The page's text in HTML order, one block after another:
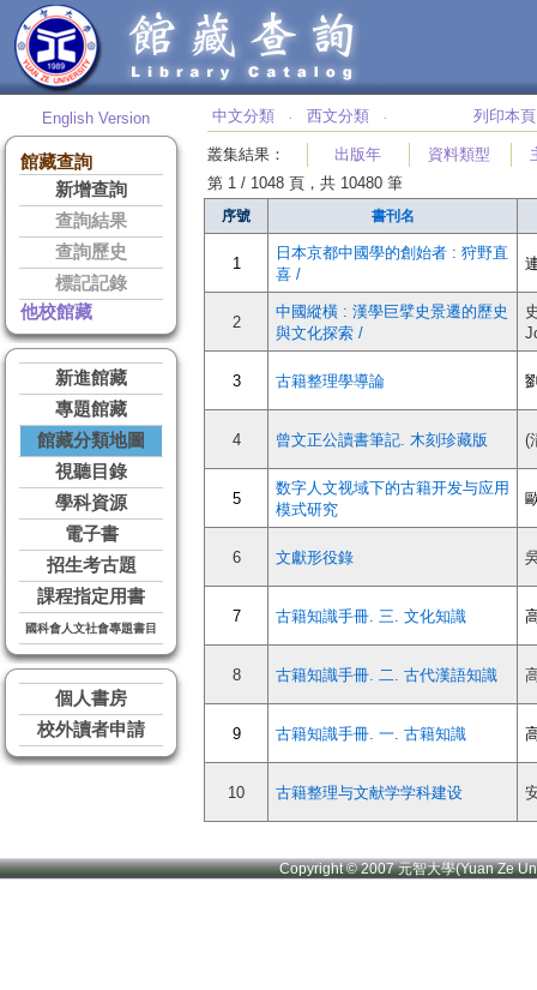
English Version
館藏查詢
新增查詢
查詢結果
查詢歷史
標記記錄
他校館藏
新進館藏
專題館藏
館藏分類地圖
視聽目錄
學科資源
電子書
招生考古題
課程指定用書
國科會人文社會專題書目
個人書房
校外讀者申請
中文分類 ‧ 西文分類 ‧ 列印本頁
叢集結果 ： 出版年 資料類型
第 1 / 1048 頁，共 10480 筆
序號 書刊名
1
日本京都中國學的創始者 : 狩野直
喜 /
2
中國縱橫 : 漢學巨擘史景遷的歷史
與文化探索 /
3 古籍整理學導論
4 曾文正公讀書筆記. 木刻珍藏版 (
5
数字人文视域下的古籍开发与应用
模式研究
6 文獻形役錄
7 古籍知識手冊. 三. 文化知識
8 古籍知識手冊. 二. 古代漢語知識
9 古籍知識手冊. 一. 古籍知識
10 古籍整理与文献学学科建设
Copyright © 2007 元智大學(Yuan Ze